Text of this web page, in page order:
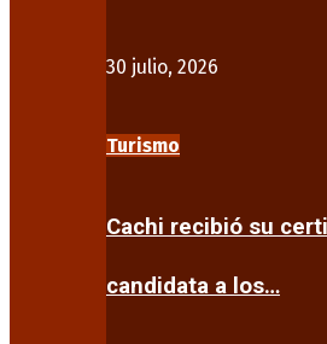
30 julio, 2026
Turismo
Cachi recibió su
candidata a los…